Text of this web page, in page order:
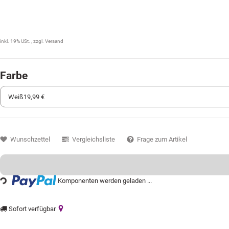
inkl. 19% USt. , zzgl. Versand
Farbe
Komponenten werden geladen ...
Sofort verfügbar
Wunschzettel Vergleichsliste Frage zum Artikel